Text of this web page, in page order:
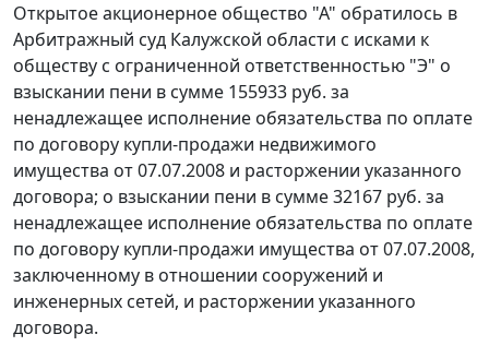
Открытое акционерное общество "А" обратилось в
Арбитражный суд Калужской области с исками к
обществу с ограниченной ответственностью "Э" о
взыскании пени в сумме 155933 руб. за
ненадлежащее исполнение обязательства по оплате
по договору купли-продажи недвижимого
имущества от 07.07.2008 и расторжении указанного
договора; о взыскании пени в сумме 32167 руб. за
ненадлежащее исполнение обязательства по оплате
по договору купли-продажи имущества от 07.07.2008,
заключенному в отношении сооружений и
инженерных сетей, и расторжении указанного
договора.